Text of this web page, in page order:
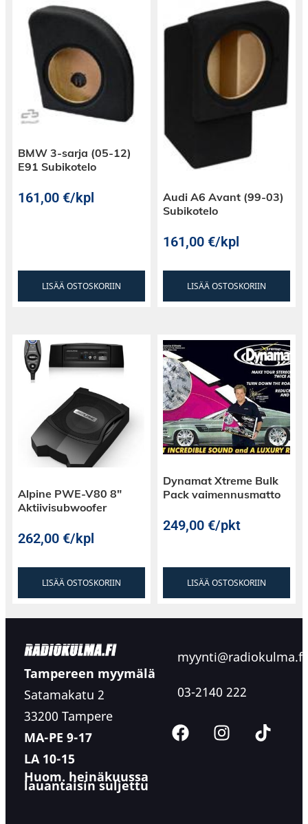
BMW 3-sarja (05-12)
E91 Subikotelo
161,00€/kpl
LISÄÄ OSTOSKORIIN
Audi A6 Avant (99-03)
Subikotelo
161,00€/kpl
LISÄÄ OSTOSKORIIN
Alpine PWE-V80 8″
Aktiivisubwoofer
262,00€/kpl
LISÄÄ OSTOSKORIIN
Dynamat Xtreme Bulk
Pack vaimennusmatto
249,00€/pkt
LISÄÄ OSTOSKORIIN
Tampereen myymälä
Satamakatu 2
33200 Tampere
MA-PE 9-17
LA 10-15
Huom. heinäkuussa
lauantaisin suljettu
myynti@radiokulma.fi
03-2140 222